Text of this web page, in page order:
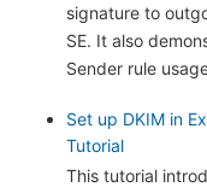
signature to
SE. It also
Sender rule
Set up DKIM in
Tutorial
This tutorial